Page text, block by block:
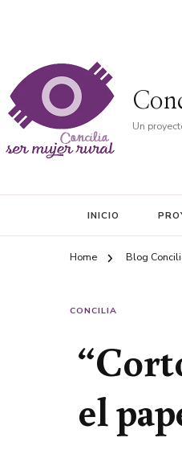
Un
INICIO
Home Blog
CONCILIA
el